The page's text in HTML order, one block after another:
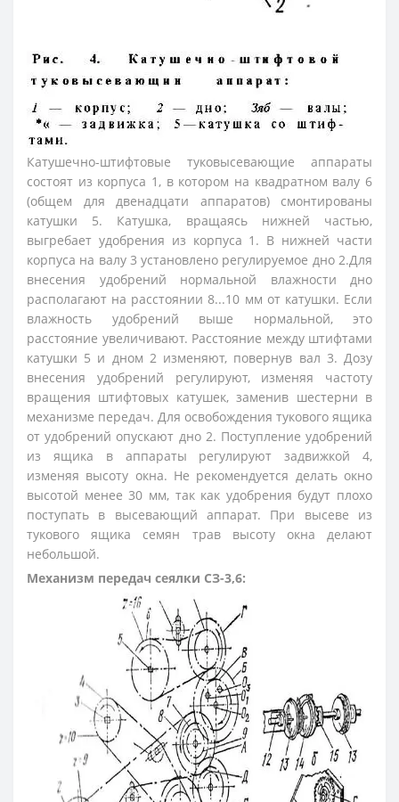
Катушечно-штифтовые туковысевающие аппараты
состоят из корпуса 1, в котором на квадратном валу 6
(общем для двенадцати аппаратов) смонтированы
катушки 5. Катушка, вращаясь нижней частью,
выгребает удобрения из корпуса 1. В нижней части
корпуса на валу 3 установлено регулируемое дно 2.Для
внесения удобрений нормальной влажности дно
располагают на расстоянии 8...10 мм от катушки. Если
влажность удобрений выше нормальной, это
расстояние увеличивают. Расстояние между штифтами
катушки 5 и дном 2 изменяют, повернув вал 3. Дозу
внесения удобрений регулируют, изменяя частоту
вращения штифтовых катушек, заменив шестерни в
механизме передач. Для освобождения тукового ящика
от удобрений опускают дно 2. Поступление удобрений
из ящика в аппараты регулируют задвижкой 4,
изменяя высоту окна. Не рекомендуется делать окно
высотой менее 30 мм, так как удобрения будут плохо
поступать в высевающий аппарат. При высеве из
тукового ящика семян трав высоту окна делают
небольшой.
Механизм передач сеялки СЗ-3,6: